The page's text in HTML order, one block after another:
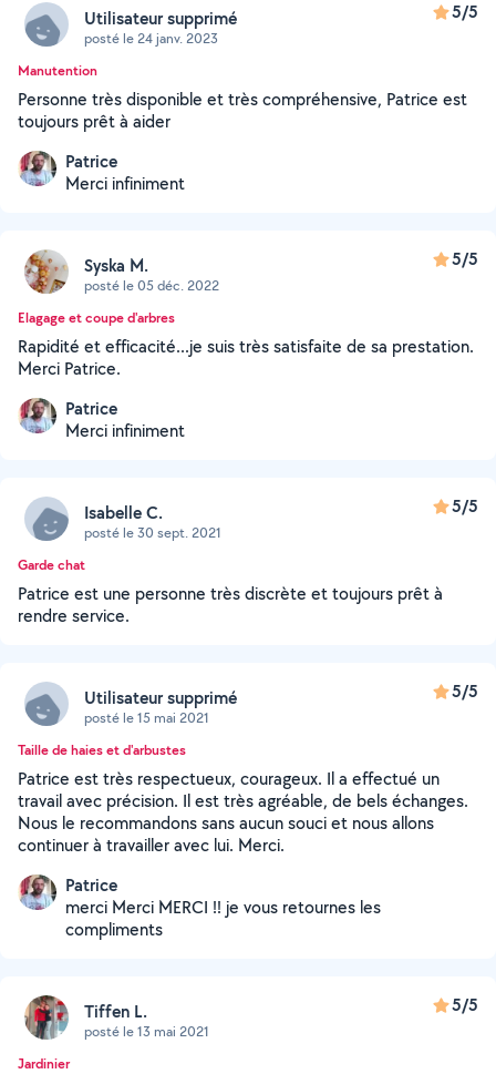
Utilisateur supprimé
posté le 24 janv. 2023
5/5
Manutention
Personne très disponible et très compréhensive, Patrice est
toujours prêt à aider
Patrice
Merci infiniment
Syska M.
posté le 05 déc. 2022
5/5
Elagage et coupe d'arbres
Rapidité et efficacité...je suis très satisfaite de sa prestation.
Merci Patrice.
Patrice
Merci infiniment
Isabelle C.
posté le 30 sept. 2021
5/5
Garde chat
Patrice est une personne très discrète et toujours prêt à
rendre service.
Utilisateur supprimé
posté le 15 mai 2021
5/5
Taille de haies et d'arbustes
Patrice est très respectueux, courageux. Il a effectué un
travail avec précision. Il est très agréable, de bels échanges.
Nous le recommandons sans aucun souci et nous allons
continuer à travailler avec lui. Merci.
Patrice
merci Merci MERCI !! je vous retournes les
compliments
Tiffen L.
posté le 13 mai 2021
5/5
Jardinier